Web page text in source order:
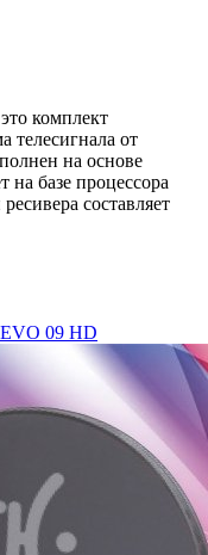
комплект
телесигнала от
на основе
на базе процессора
составляет
09 HD